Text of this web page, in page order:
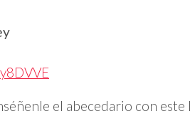
el abecedario con este